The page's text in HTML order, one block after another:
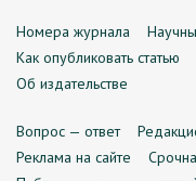
Номера журнала
Как опубликовать статью
Об издательстве
Вопрос — ответ
Реклама на сайте